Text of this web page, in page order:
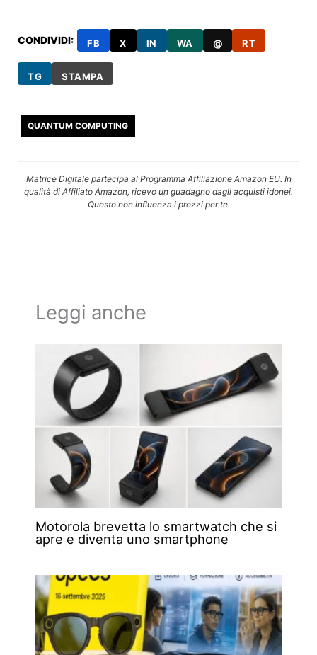
CONDIVIDI: FB X IN WA @ RT
TG STAMPA
QUANTUM COMPUTING
Matrice Digitale partecipa al Programma Affiliazione Amazon EU. In
qualità di Affiliato Amazon, ricevo un guadagno dagli acquisti idonei.
Questo non influenza i prezzi per te.
Leggi anche
Motorola brevetta lo smartwatch che si
apre e diventa uno smartphone